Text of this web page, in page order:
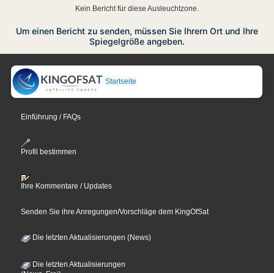
Kein Bericht für diese Ausleuchtzone.
Um einen Bericht zu senden, müssen Sie Ihrern Ort und Ihre
Spiegelgröße angeben.
Startseite
Einführung / FAQs
Profil bestimmen
Ihre Kommentare / Updates
Senden Sie ihre Anregungen/Vorschläge dem KingOfSat
Die letzten Aktualisierungen (News)
Die letzten Aktualisierungen